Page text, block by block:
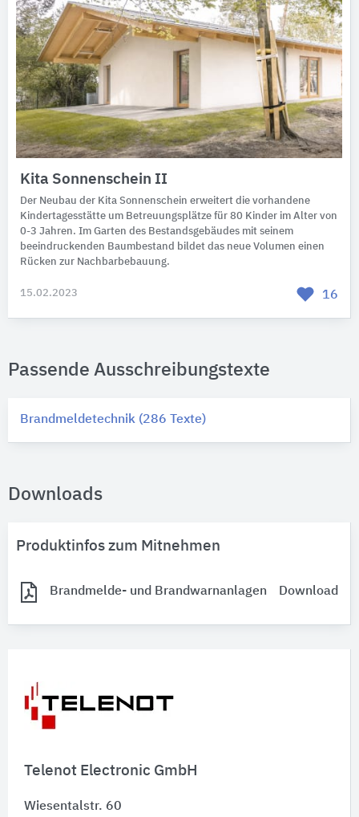
Telenot Electronic GmbH
Wiesentalstr. 60
Kita Sonnenschein II
Der Neubau der Kita Sonnenschein erweitert die vorhandene
Kindertagesstätte um Betreuungsplätze für 80 Kinder im Alter von
0-3 Jahren. Im Garten des Bestandsgebäudes mit seinem
beeindruckenden Baumbestand bildet das neue Volumen einen
Rücken zur Nachbarbebauung.
15.02.2023 16
Passende Ausschreibungstexte
Brandmeldetechnik (286 Texte)
Downloads
Produktinfos zum Mitnehmen
Brandmelde- und Brandwarnanlagen Download